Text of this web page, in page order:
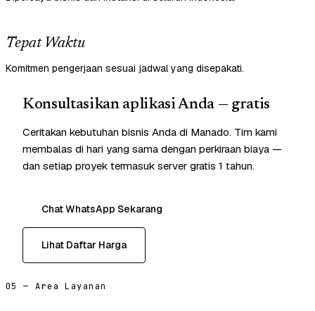
Tepat Waktu
Komitmen pengerjaan sesuai jadwal yang disepakati.
Konsultasikan aplikasi Anda — gratis
Ceritakan kebutuhan bisnis Anda di Manado. Tim kami
membalas di hari yang sama dengan perkiraan biaya —
dan setiap proyek termasuk server gratis 1 tahun.
Chat WhatsApp Sekarang
Lihat Daftar Harga
05 — Area Layanan